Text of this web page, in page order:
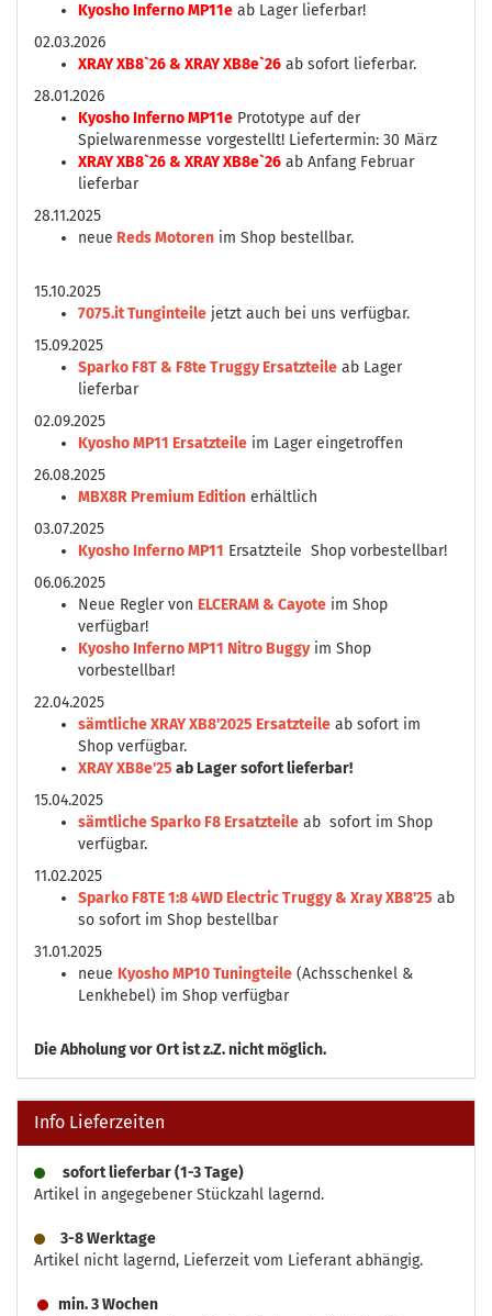
Kyosho Inferno MP11e ab Lager lieferbar!
02.03.2026
XRAY XB8`26 & XRAY XB8e`26 ab sofort lieferbar.
28.01.2026
Kyosho Inferno MP11e Prototype auf der
Spielwarenmesse vorgestellt! Liefertermin: 30 März
XRAY XB8`26 & XRAY XB8e`26 ab Anfang Februar
lieferbar
28.11.2025
neue Reds Motoren im Shop bestellbar.
15.10.2025
7075.it Tunginteile jetzt auch bei uns verfügbar.
15.09.2025
Sparko F8T & F8te Truggy Ersatzteile ab Lager
lieferbar
02.09.2025
Kyosho MP11 Ersatzteile im Lager eingetroffen
26.08.2025
MBX8R Premium Edition erhältlich
03.07.2025
Kyosho Inferno MP11 Ersatzteile Shop vorbestellbar!
06.06.2025
Neue Regler von ELCERAM & Cayote im Shop
verfügbar!
Kyosho Inferno MP11 Nitro Buggyim Shop
vorbestellbar!
22.04.2025
sämtliche XRAY XB8'2025 Ersatzteile ab sofort im
Shop verfügbar.
XRAY XB8e'25 ab Lager sofort lieferbar!
15.04.2025
sämtliche Sparko F8 Ersatzteile ab sofort im Shop
verfügbar.
11.02.2025
Sparko F8TE 1:8 4WD Electric Truggy & Xray XB8'25 ab
so sofort im Shop bestellbar
31.01.2025
neue Kyosho MP10 Tuningteile (Achsschenkel &
Lenkhebel) im Shop verfügbar
DieAbholung vor Ort ist z.Z. nicht möglich.
Info Lieferzeiten
sofort lieferbar (1-3 Tage)
Artikel in angegebener Stückzahl lagernd.
3-8 Werktage
Artikel nicht lagernd, Lieferzeit vom Lieferant abhängig.
min. 3 Wochen